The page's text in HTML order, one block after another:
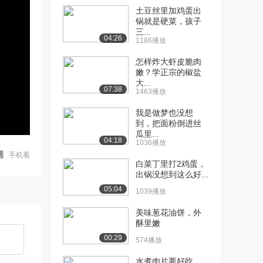
手机看
04:26
土豆丝里加鸡蛋出
锅就是硬菜，孩子
三...
1186播放
07:38
怎样炸大虾皮脆肉
嫩？学正宗的椒盐
大...
1463播放
04:18
我是做梦也没想
到，把面粉倒进丝
瓜里...
1036播放
05:04
白菜丁里打2鸡蛋，
出锅没想到这么好...
1039播放
00:29
美味葱花油饼，外
酥里嫩
574播放